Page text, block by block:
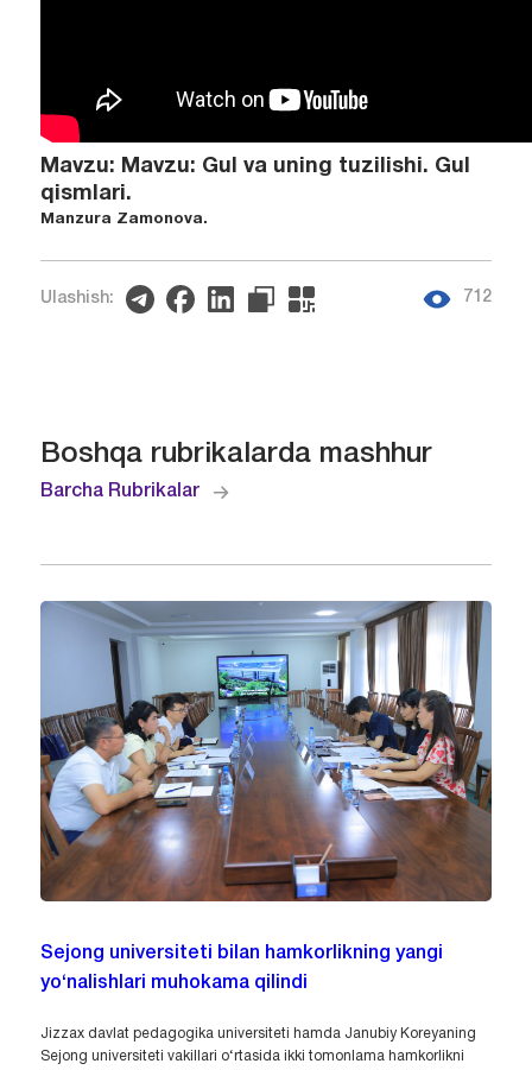
Mavzu: Mavzu: Gul va uning tuzilishi. Gul
qismlari.
Manzura Zamonova.
Ulashish: 712
Boshqa rubrikalarda mashhur
Barcha Rubrikalar
Sejong universiteti bilan hamkorlikning yangi
yo‘nalishlari muhokama qilindi
Jizzax davlat pedagogika universiteti hamda Janubiy Koreyaning
Sejong universiteti vakillari o‘rtasida ikki tomonlama hamkorlikni